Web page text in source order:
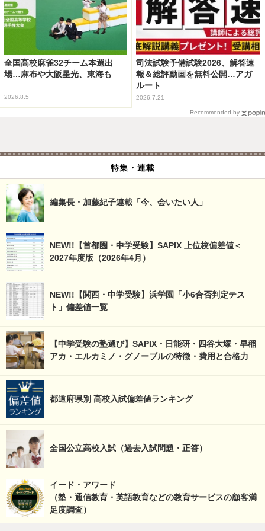
全国高校麻雀32チーム本選出
場…麻布や大阪星光、東海も
2026.8.5
司法試験予備試験2026、解答速
報＆総評動画を無料公開…アガ
ルート
2026.7.21
Recommended by
特集・連載
編集長・加藤紀子連載「今、会いたい人」
NEW!!【首都圏・中学受験】SAPIX 上位校偏差値＜
2027年度版（2026年4月）
NEW!!【関西・中学受験】浜学園「小6合否判定テス
ト」偏差値一覧
【中学受験の塾選び】SAPIX・日能研・四谷大塚・早稲
アカ・エルカミノ・グノーブルの特徴・費用と合格力
都道府県別 高校入試偏差値ランキング
全国公立高校入試（過去入試問題・正答）
イード・アワード
（塾・通信教育・英語教育などの教育サービスの顧客満
足度調査）